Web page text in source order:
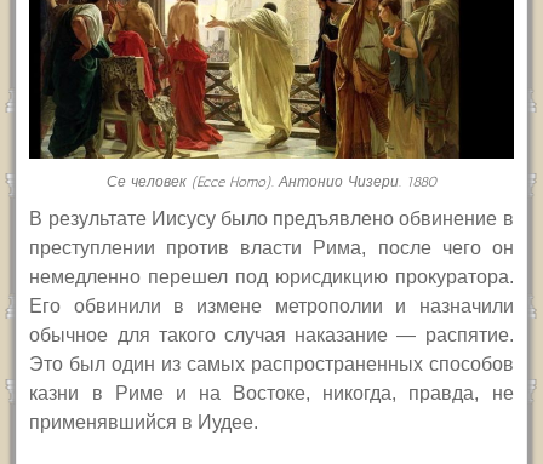
Се человек (Ecce Homo). Антонио Чизери. 1880
В результате Иисусу было предъявлено обвинение в
преступлении против власти Рима, после чего он
немедленно перешел под юрисдикцию прокуратора.
Его обвинили в измене метрополии и назначили
обычное для такого случая наказание — распятие.
Это был один из самых распространенных способов
казни в Риме и на Востоке, никогда, правда, не
применявшийся в Иудее.